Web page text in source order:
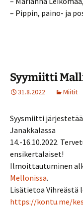
– Pippin, paino- ja
Syymiitti
31.8.2022 Miitit
Syysmiitti
Janakkalassa
14.-16.10.2022.
ensikertalaiset!
Ilmoittautuminen
Mellonissa.
Lisätietoa Vihreästä
https://kontu.me/